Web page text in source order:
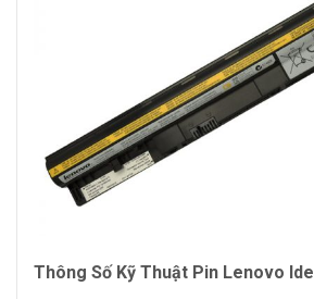
Thông Số Kỹ Thuật Pin Lenovo